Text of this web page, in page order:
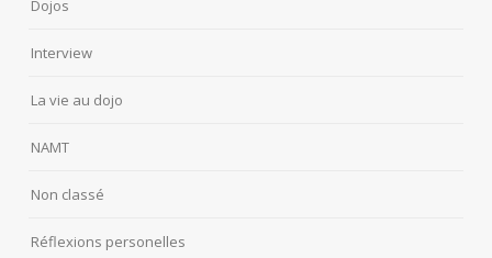
Dojos
Interview
La vie au dojo
NAMT
Non classé
Réflexions personelles